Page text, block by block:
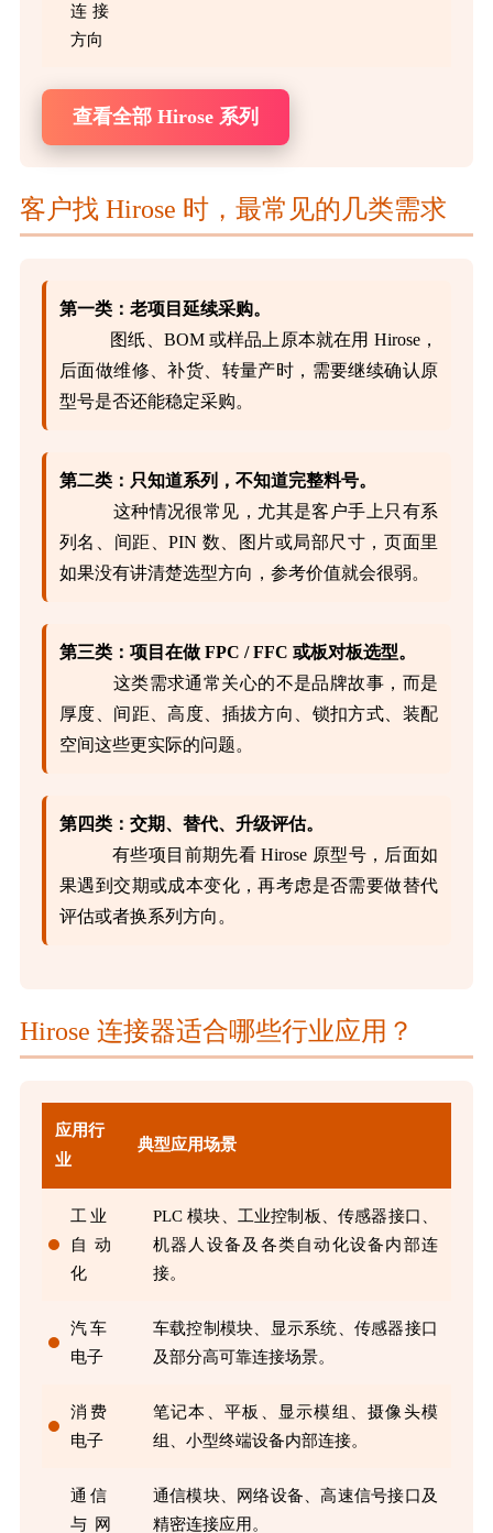
连接
方向
查看全部 Hirose 系列
客户找 Hirose 时，最常见的几类需求
第一类：老项目延续采购。
图纸、BOM 或样品上原本就在用 Hirose，
后面做维修、补货、转量产时，需要继续确认原
型号是否还能稳定采购。
第二类：只知道系列，不知道完整料号。
这种情况很常见，尤其是客户手上只有系
列名、间距、PIN 数、图片或局部尺寸，页面里
如果没有讲清楚选型方向，参考价值就会很弱。
第三类：项目在做 FPC / FFC 或板对板选型。
这类需求通常关心的不是品牌故事，而是
厚度、间距、高度、插拔方向、锁扣方式、装配
空间这些更实际的问题。
第四类：交期、替代、升级评估。
有些项目前期先看 Hirose 原型号，后面如
果遇到交期或成本变化，再考虑是否需要做替代
评估或者换系列方向。
Hirose 连接器适合哪些行业应用？
应用行
业
典型应用场景
工业
自动
化
PLC 模块、工业控制板、传感器接口、
机器人设备及各类自动化设备内部连
接。
汽车
电子
车载控制模块、显示系统、传感器接口
及部分高可靠连接场景。
消费
电子
笔记本、平板、显示模组、摄像头模
组、小型终端设备内部连接。
通信
与网
通信模块、网络设备、高速信号接口及
精密连接应用。